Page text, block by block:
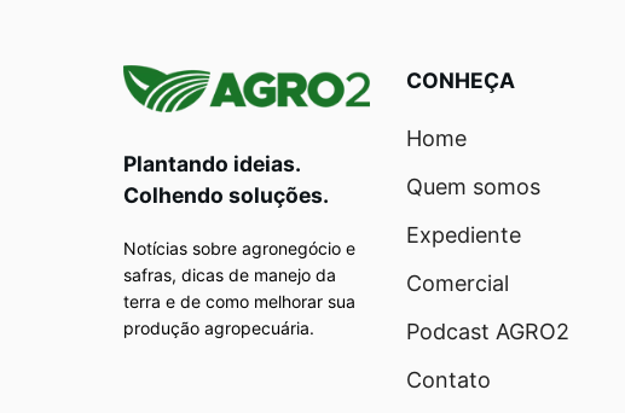
Plantando ideias.
Colhendo soluções.
Notícias sobre agronegócio e
safras, dicas de manejo da
terra e de como melhorar sua
produção agropecuária.
CONHEÇA
Home
Quem somos
Expediente
Comercial
Podcast AGRO2
Contato